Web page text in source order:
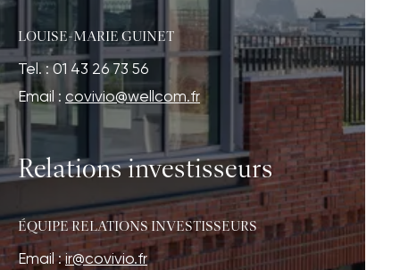
LOUISE-MARIE GUINET
Tel. : 01 43 26 73 56
Email : covivio@wellcom.fr
Relations investisseurs
ÉQUIPE RELATIONS INVESTISSEURS
Email :ir@covivio.fr